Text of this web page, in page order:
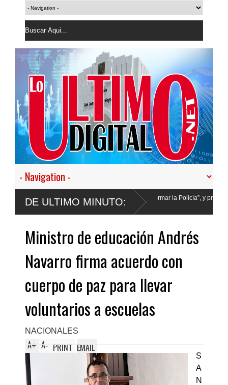
DE ULTIMO MINUTO:
desistir en nuestro empeño de transformar la Policía”, y promete cero
Ministro de educación Andrés
Navarro firma acuerdo con
cuerpo de paz para llevar
voluntarios a escuelas
NACIONALES
A+ A- PRINT EMAIL
S
A
N